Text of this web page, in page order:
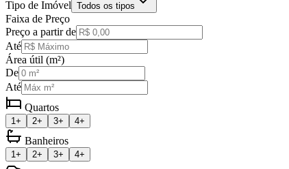
Tipo de Imóvel Todos os tipos
Faixa de Preço
Preço a partir de
Até
Área útil (m²)
De
Até
Quartos
1+ 2+ 3+ 4+
Banheiros
1+ 2+ 3+ 4+